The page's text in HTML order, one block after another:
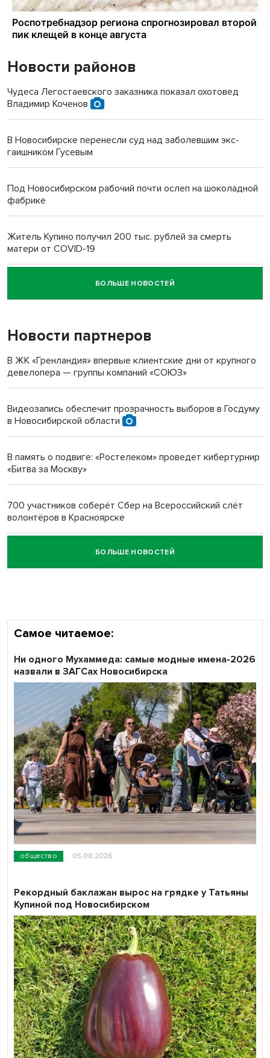
Новости районов
Чудеса Легостаевского заказника показал охотовед
Владимир Коченов
В Новосибирске перенесли суд над заболевшим экс-
гаишником Гусевым
Под Новосибирском рабочий почти ослеп на шоколадной
фабрике
Житель Купино получил 200 тыс. рублей за смерть
матери от COVID-19
Новосибирский суд наказал водителя за смерть
пенсионерки на вокзале
«Мы живём на пастбище!»: в новосибирском селе лошади
терроризируют жителей
Новосибирский преподаватель с женой вошли в топ-16
БОЛЬШЕ НОВОСТЕЙ
Новости партнеров
В ЖК «Гренландия» впервые клиентские дни от крупного
девелопера — группы компаний «СОЮЗ»
Видеозапись обеспечит прозрачность выборов в Госдуму
в Новосибирской области
В память о подвиге: «Ростелеком» проведет кибертурнир
«Битва за Москву»
700 участников соберёт Сбер на Всероссийский слёт
волонтёров в Красноярске
Честный выбор: видеонаблюдение обеспечит
объективность результатов ЕДГ в Новосибирской
БОЛЬШЕ НОВОСТЕЙ
Самое читаемое:
общество 05.08.2026
Ни одного Мухаммеда: самые модные имена-2026
назвали в ЗАГСах Новосибирска
Рекордный баклажан вырос на грядке у Татьяны
Купиной под Новосибирском